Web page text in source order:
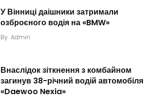
У Вінниці даішники затримали
озброєного водія на «BMW»
By Admin
Внаслідок зіткнення з комбайном
загинув 38-річний водій автомобіля
«Daewoo Nexia»